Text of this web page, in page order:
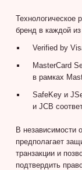
Технологическое
бренд в каждой
Verified by
MasterCard
в рамках
SafeKey и
и JCB
В независимости
предполагает
транзакции и
подтвердить